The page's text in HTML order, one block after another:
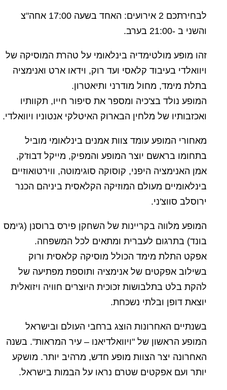
לבחירתכם 2 אירועים: האחד בשעה 17:00 אחה"צ
והשני ב -21:00 בערב.
זהו מופע מולטימדיה בינלאומי על טהרת המוסיקה של
ויוואלדי בעיבוד קלאסי ועד רוק, וידאו ארט ואנימציה
בתלת מימד, מחול מודרני ותיאטרון.
המופע נולד בצ'כיה ומספר את סיפור חייו, תקוותיו
ואכזבותיו של מלחין הבארוק האיטלקי אנטוניו ויוואלדי.
מאחורי המופע עומד צוות אמנים בינלאומי מוביל
בתחומו בראשם יוצר המופע והמפיק, מייקל דבוז'ק,
אמן האנימציה היפני, קוסוקה סוגימוטה, ווירטואוזיים
בינלאומיים מעולם המוזיקה הקלאסית ביניהם הכנר
ירוסלב סווצ'ני.
המופע מלווה בקריינות של השחקן פירס ברוסנן (ג'ימס
בונד) בתרגום לעברית ומתאים לכל המשפחה.
אפקט התלת מימד הכולל מוסיקה קלאסית ורוק
בשילוב אפקטים של אנימציה ותוספת מפתיעה של
להקת בלט בתלבושות זכוכית היוצרים חוויה ויזואלית
יוצאת דופן ובלתי נשכחת.
בשנתיים האחרונות הוצג ברחבי העולם ובישראל
המופע הראשון של "ויוואלדיאנו – עיר המראות". בשנה
האחרונה יצר הצוות מופע חדש, מרהיב יותר. מושקע
יותר ועם אפקטים שטרם נראו על הבמות בישראל.